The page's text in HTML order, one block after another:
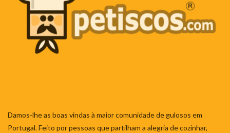
Damos-lhe as boas vindas à maior comunidade de gulosos em
Portugal. Feito por pessoas que partilham a alegria de cozinhar,